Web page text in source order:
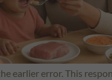
earlier error. This